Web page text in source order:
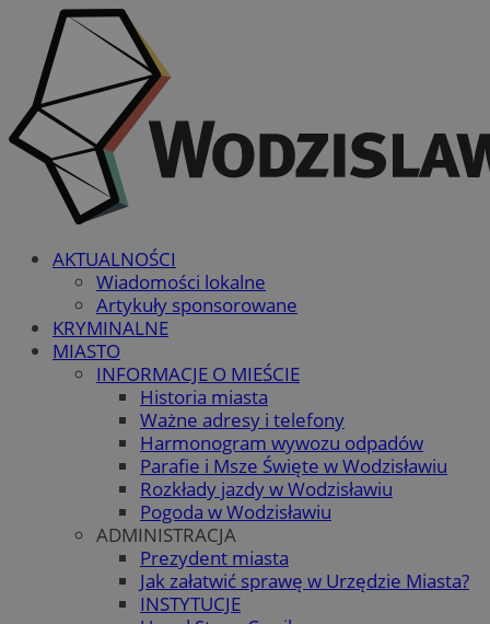
AKTUALNOŚCI
Wiadomości lokalne
Artykuły sponsorowane
KRYMINALNE
MIASTO
INFORMACJE O MIEŚCIE
Historia miasta
Ważne adresy i telefony
Harmonogram wywozu odpadów
Parafie i Msze Święte w Wodzisławiu
Rozkłady jazdy w Wodzisławiu
Pogoda w Wodzisławiu
ADMINISTRACJA
Prezydent miasta
Jak załatwić sprawę w Urzędzie Miasta?
INSTYTUCJE